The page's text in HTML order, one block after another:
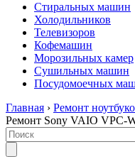
Стиральных машин
Холодильников
Телевизоров
Кофемашин
Морозильных камер
Сушильных машин
Посудомоечных
Главная › Ремонт
Ремонт Sony VAIO VPC-